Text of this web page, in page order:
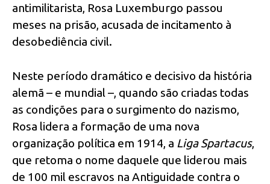
antimilitarista, Rosa Luxemburgo passou
meses na prisão, acusada de incitamento à
desobediência civil.
Neste período dramático e decisivo da história
alemã – e mundial –, quando são criadas todas
as condições para o surgimento do nazismo,
Rosa lidera a formação de uma nova
organização política em 1914, a Liga Spartacus,
que retoma o nome daquele que liderou mais
de 100 mil escravos na Antiguidade contra o